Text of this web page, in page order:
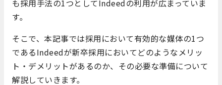
も採用手法の1つとしてIndeedの利用が広まっていま
す。
そこで、本記事では採用において有効的な媒体の1つ
であるIndeedが新卒採用においてどのようなメリッ
ト・デメリットがあるのか、その必要な準備について
解説していきます。